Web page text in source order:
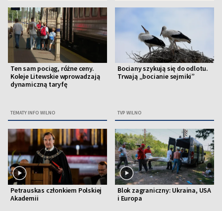
Ten sam pociąg, różne ceny.
Koleje Litewskie wprowadzają
dynamiczną taryfę
TEMATY INFO WILNO
Bociany szykują się do odlotu.
Trwają „bocianie sejmiki”
TVP WILNO
Petrauskas członkiem Polskiej
Akademii
Blok zagraniczny: Ukraina, USA
i Europa